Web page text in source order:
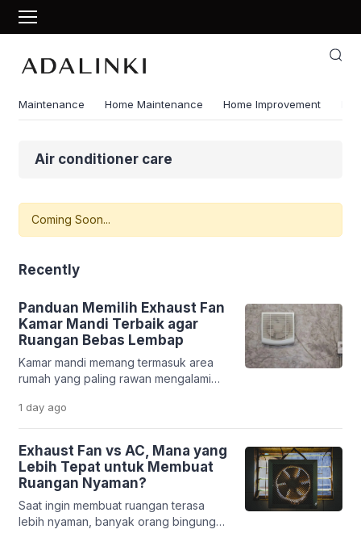
Maintenance Home Maintenance Home Improvement
Air conditioner care
Coming Soon...
Recently
Panduan Memilih Exhaust Fan
Kamar Mandi Terbaik agar
Ruangan Bebas Lembap
Kamar mandi memang termasuk area
rumah yang paling rawan mengalami
dengan air hangat, percikan air ke
sana-sini, ditambah minimnya sirkulasi
udara, membuat uap air gampang
terjebak di dalam ruangan. Kalau
dibiarkan berlarut-larut, hal ini bisa
memicu munculnya jamur, bau tidak
sedap, cat yang mengelupas, bahkan
sampai kerusakan pada plafon dan
1 day ago
Exhaust Fan vs AC, Mana yang
Lebih Tepat untuk Membuat
Ruangan Nyaman?
Saat ingin membuat ruangan terasa
lebih nyaman, banyak orang bingung